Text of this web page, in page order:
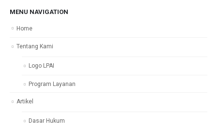
MENU NAVIGATION
Home
Tentang Kami
Logo LPAI
Program Layanan
Artikel
Dasar Hukum